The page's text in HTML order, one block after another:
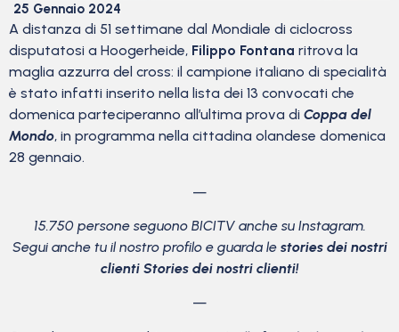
25 Gennaio 2024
A distanza di 51 settimane dal Mondiale di ciclocross
disputatosi a Hoogerheide, Filippo Fontana ritrova la
maglia azzurra del cross: il campione italiano di specialità
è stato infatti inserito nella lista dei 13 convocati che
domenica parteciperanno all’ultima prova di Coppa del
Mondo, in programma nella cittadina olandese domenica
28 gennaio.
—
15.750 persone seguono BICITV anche su Instagram.
Segui anche tu il nostro profilo e guarda le stories dei nostri
clienti Stories dei nostri clienti!
—